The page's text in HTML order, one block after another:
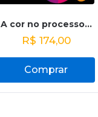
A cor no processo...
R$ 174,00
Comprar